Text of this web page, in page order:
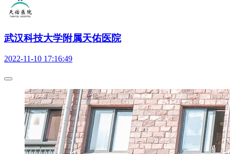
武汉科技大学附属天佑医院
2022-11-10 17:16:49